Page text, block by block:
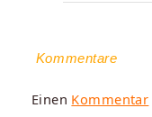
Kommentare
Einen Kommentar